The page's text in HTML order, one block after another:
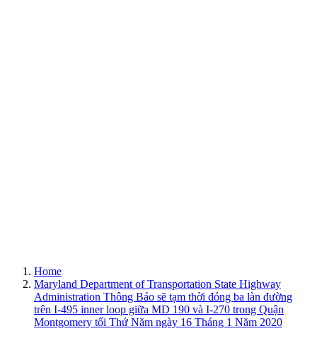
Home
Maryland Department of Transportation State Highway
Administration Thông Báo sẽ tạm thời đóng ba làn đường
trên I-495 inner loop giữa MD 190 và I-270 trong Quận
Montgomery tối Thứ Năm ngày 16 Tháng 1 Năm 2020